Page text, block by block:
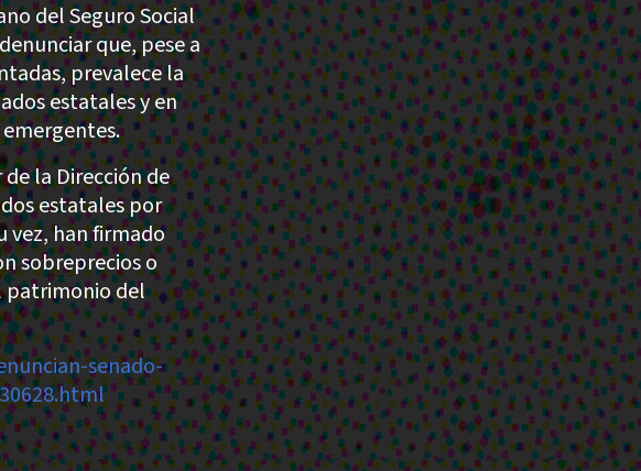
del Seguro Social
que, pese a
prevalece la
estatales y en
la Dirección de
estatales por
vez, han firmado
sobreprecios o
patrimonio del
senado-